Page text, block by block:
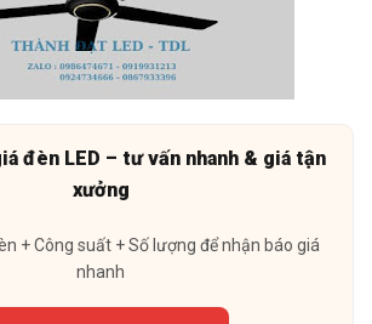
đèn LED – tư vấn nhanh & giá tận
xưởng
+ Công suất + Số lượng để nhận báo giá
nhanh